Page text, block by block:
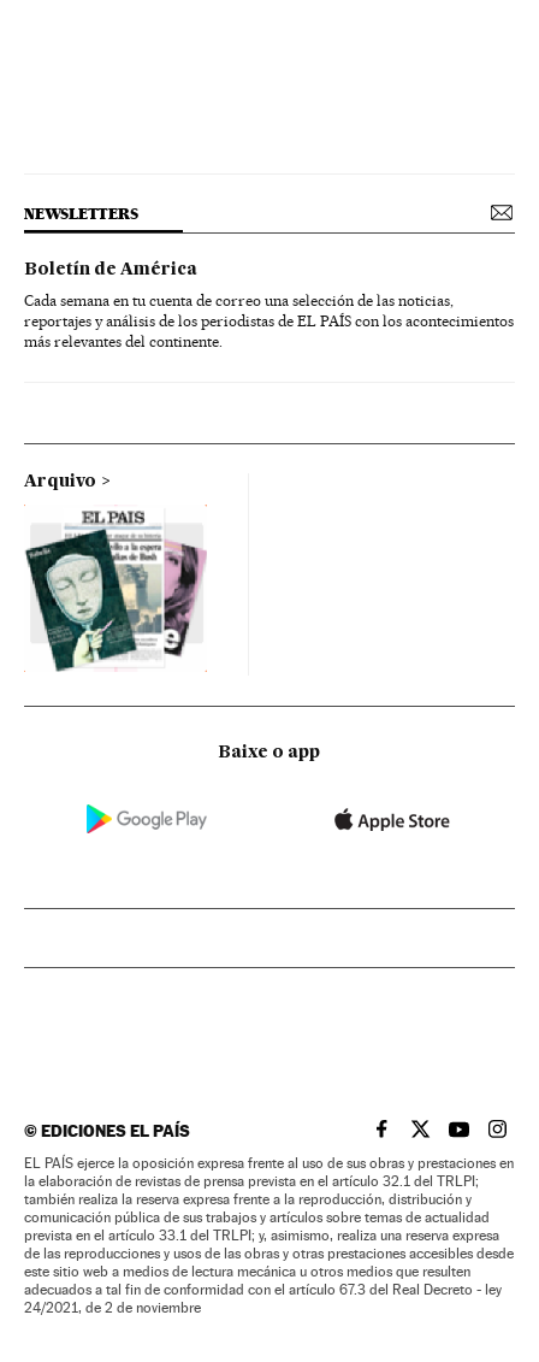
NEWSLETTERS
Boletín de América
Cada semana en tu cuenta de correo una selección de las noticias,
reportajes y análisis de los periodistas de EL PAÍS con los acontecimientos
más relevantes del continente.
Arquivo
Baixe o app
©EDICIONES EL PAÍS EL PAÍS BRASIL EN
EL PAÍSEL PAÍS
EL
EL PAÍS ejerce la oposición expresa frente al uso de sus obras y prestaciones en
la elaboración de revistas de prensa prevista en el artículo 32.1 del TRLPI;
también realiza la reserva expresa frente a la reproducción, distribución y
comunicación pública de sus trabajos y artículos sobre temas de actualidad
prevista en el artículo 33.1 del TRLPI; y, asimismo, realiza una reserva expresa
de las reproducciones y usos de las obras y otras prestaciones accesibles desde
este sitio web a medios de lectura mecánica u otros medios que resulten
adecuados a tal fin de conformidad con el artículo 67.3 del Real Decreto - ley
24/2021, de 2 de noviembre